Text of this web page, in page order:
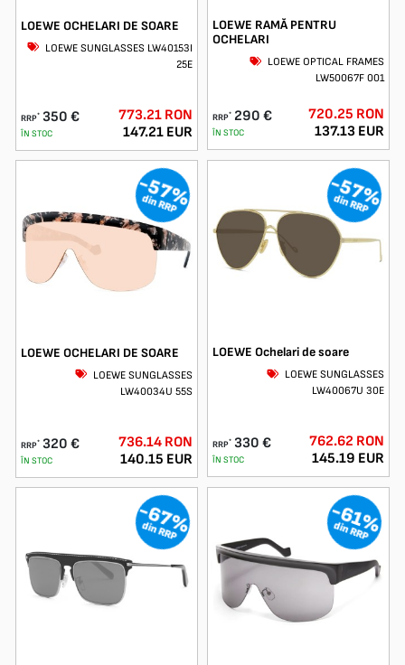
LOEWE OCHELARI DE SOARE
LOEWE SUNGLASSES LW40153I
25E
RRP* 350 €
ÎN STOC
773.21 RON
147.21 EUR
LOEWE RAMĂ PENTRU
OCHELARI
LOEWE OPTICAL FRAMES
LW50067F 001
RRP* 290 €
ÎN STOC
720.25 RON
137.13 EUR
-57%
din RRP
LOEWE OCHELARI DE SOARE
LOEWE SUNGLASSES
LW40034U 55S
RRP* 320 €
ÎN STOC
736.14 RON
140.15 EUR
-57%
din RRP
LOEWE Ochelari de soare
LOEWE SUNGLASSES
LW40067U 30E
RRP* 330 €
ÎN STOC
762.62 RON
145.19 EUR
-67%
din RRP -61%
din RRP